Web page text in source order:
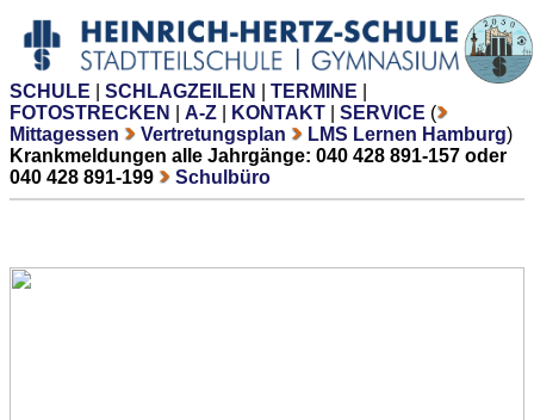
SCHULE SCHLAGZEILEN TERMINE
FOTOSTRECKEN
A-Z KONTAKT SERVICE (
Mittagessen
Vertretungsplan LMS Lernen Hamburg)
Krankmeldungen alle Jahrgänge: 040 428 891-157 oder
040 428 891-199
Schulbüro